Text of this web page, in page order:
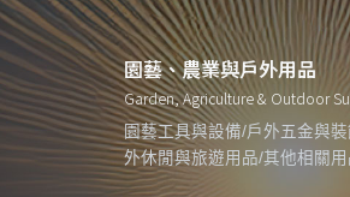
園藝、農業與戶外用品
Garden, Agriculture & Outdoor
園藝工具與設備/戶外五金與
外休閒與旅遊用品/其他相關用